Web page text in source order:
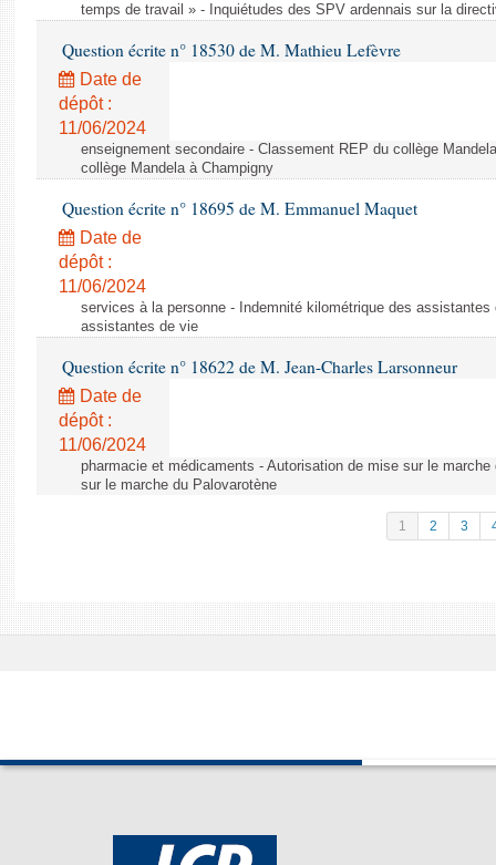
temps de travail » - Inquiétudes des SPV ardennais sur la
Question écrite n° 18530 de M. Mathieu Lefèvre
Date de
dépôt :
11/06/2024
enseignement secondaire - Classement REP du collège
collège Mandela à Champigny
Question écrite n° 18695 de M. Emmanuel Maquet
Date de
dépôt :
11/06/2024
services à la personne - Indemnité kilométrique des
assistantes de vie
Question écrite n° 18622 de M. Jean-Charles Larsonneur
Date de
dépôt :
11/06/2024
pharmacie et médicaments - Autorisation de mise sur le
sur le marche du Palovarotène
1 2 3